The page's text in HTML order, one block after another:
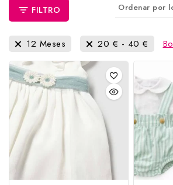
FILTRO
12 Meses 20 € - 40 €